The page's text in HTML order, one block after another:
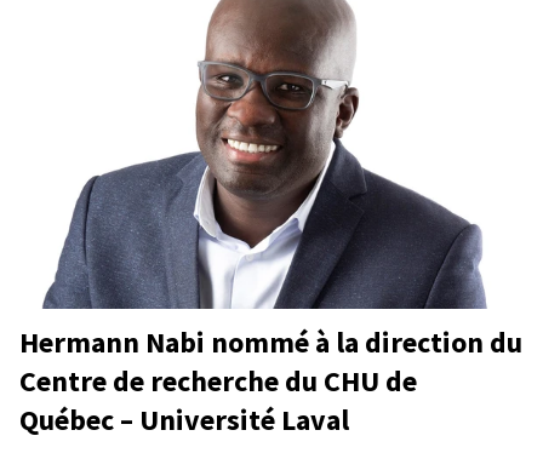
Hermann Nabi nommé à la direction du
Centre de recherche du CHU de
Québec – Université Laval